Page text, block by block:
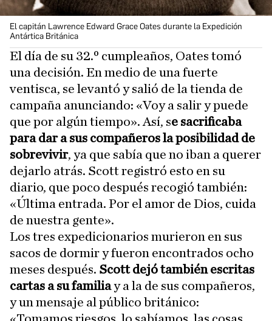
El capitán Lawrence Edward Grace Oates durante la Expedición
Antártica Británica
El día de su 32.º cumpleaños, Oates tomó
una decisión. En medio de una fuerte
ventisca, se levantó y salió de la tienda de
campaña anunciando: «Voy a salir y puede
que por algún tiempo». Así, se sacrificaba
para dar a sus compañeros la posibilidad de
sobrevivir, ya que sabía que no iban a querer
dejarlo atrás. Scott registró esto en su
diario, que poco después recogió también:
«Última entrada. Por el amor de Dios, cuida
de nuestra gente».
Los tres expedicionarios murieron en sus
sacos de dormir y fueron encontrados ocho
meses después. Scott dejó también escritas
cartas a su familiay a la de sus compañeros,
y un mensaje al público británico: